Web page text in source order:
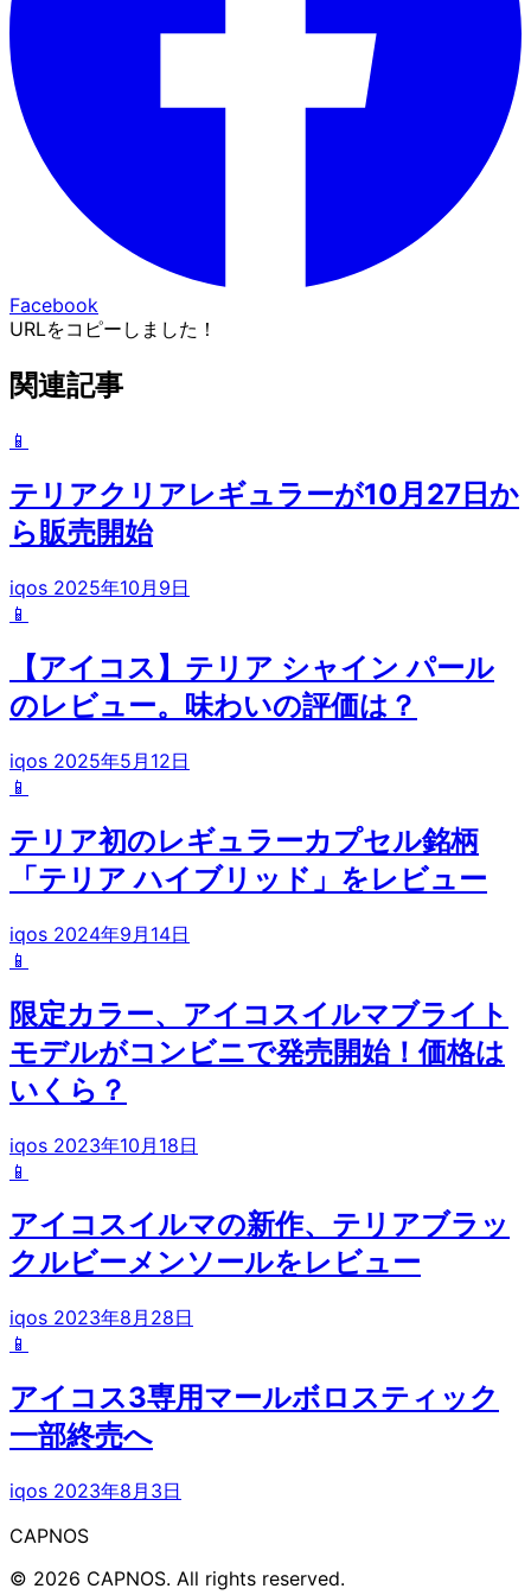
Facebook
URLをコピーしました！
関連記事
📱
テリアクリアレギュラーが10月27日か
ら販売開始
iqos 2025年10月9日
📱
【アイコス】テリア シャイン パール
のレビュー。味わいの評価は？
iqos 2025年5月12日
📱
テリア初のレギュラーカプセル銘柄
「テリア ハイブリッド」をレビュー
iqos 2024年9月14日
📱
限定カラー、アイコスイルマブライト
モデルがコンビニで発売開始！価格は
いくら？
iqos 2023年10月18日
📱
アイコスイルマの新作、テリアブラッ
クルビーメンソールをレビュー
iqos 2023年8月28日
📱
アイコス3専用マールボロスティック
一部終売へ
iqos 2023年8月3日
CAPNOS
© 2026 CAPNOS. All rights reserved.